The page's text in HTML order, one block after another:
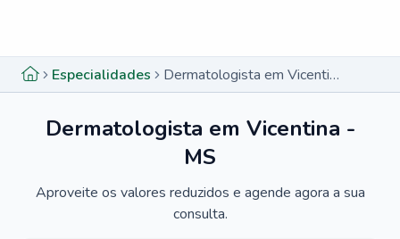
Especialidades Dermatologista em Vicentina - MS
Dermatologista em Vicentina -
MS
Aproveite os valores reduzidos e agende agora a sua
consulta.